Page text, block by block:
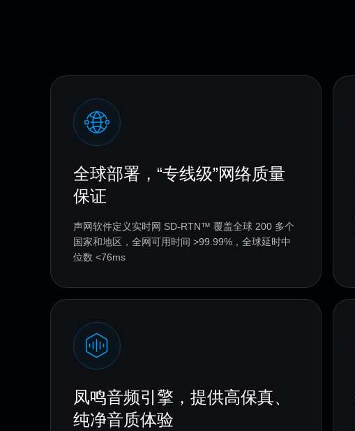
全球部署，“专线级”网络质量
保证
声网软件定义实时网 SD-RTN™️ 覆盖全球 200 多个
国家和地区，全网可用时间 >99.99%，全球延时中
位数 <76ms
凤鸣音频引擎，提供高保真、
纯净音质体验